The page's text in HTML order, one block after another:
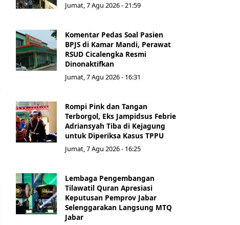
Jumat, 7 Agu 2026 - 21:59
Komentar Pedas Soal Pasien
BPJS di Kamar Mandi, Perawat
RSUD Cicalengka Resmi
Dinonaktifkan
Jumat, 7 Agu 2026 - 16:31
Rompi Pink dan Tangan
Terborgol, Eks Jampidsus Febrie
Adriansyah Tiba di Kejagung
untuk Diperiksa Kasus TPPU
Jumat, 7 Agu 2026 - 16:25
Lembaga Pengembangan
Tilawatil Quran Apresiasi
Keputusan Pemprov Jabar
Selenggarakan Langsung MTQ
Jabar